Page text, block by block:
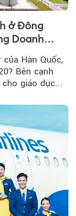
ở Đông
Doanh
Hàn Quốc,
Bên cạnh
giáo dục...